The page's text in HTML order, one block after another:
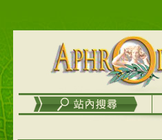
地區～
在外租屋者、居住處無
理員、不方便在工作地點
取件者，歡迎多多使用
【郵局i郵箱】的服務喔
【i郵箱】設立的地點，請